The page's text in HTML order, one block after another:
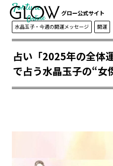
グロー公式サイト
Fortune
水晶玉子・今週の開運メッセージ 開運
占い「2025年の全体
で占う水晶玉子の“女